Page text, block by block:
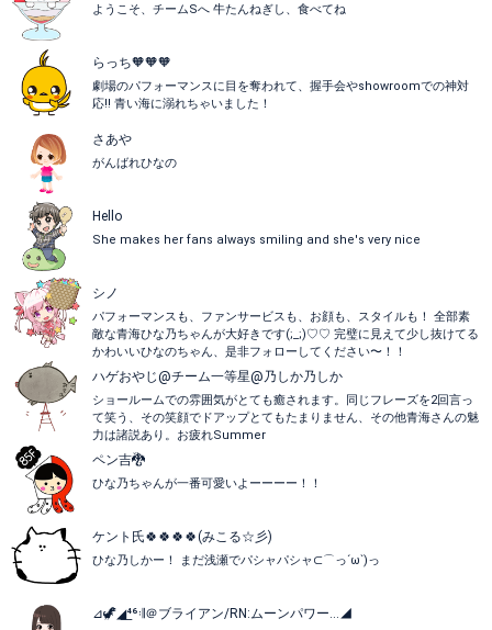
ようこそ、チームSへ 牛たんねぎし、食べてね
らっち🧡🧡🧡
劇場のパフォーマンスに目を奪われて、握手会やshowroomでの神対
応‼︎ 青い海に溺れちゃいました！
さあや
がんばれひなの
Hello
She makes her fans always smiling and she's very nice
シノ
パフォーマンスも、ファンサービスも、お顔も、スタイルも！ 全部素
敵な青海ひな乃ちゃんが大好きです(;_;)♡♡ 完璧に見えて少し抜けてる
かわいいひなのちゃん、是非フォローしてください〜！！
ハゲおやじ@チーム一等星@乃しか乃しか
ショールームでの雰囲気がとても癒されます。同じフレーズを2回言っ
て笑う、その笑顔でドアップとてもたまりません、その他青海さんの魅
力は諸説あり。お疲れSummer
ペン吉🐉
ひな乃ちゃんが一番可愛いよーーーー！！
ケント氏🍀🍀🍀🍀(みこる☆彡)
ひな乃しかー！ まだ浅瀬でパシャパシャ⊂⌒っ´ω`)っ
⊿🦖◢͟⁴⁶𝄇＠ブライアン/RN:ムーンパワー...◢